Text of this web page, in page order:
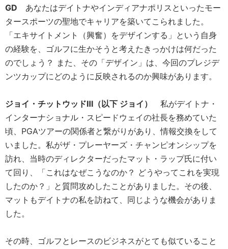
GD あなたはデイトナやインディアナポリスといったモー
タースポーツの聖地でキャリアを築いてこられました。
「エキサイトメント（興奮）をデザインする」という自身
の経験を、ゴルフに生かそうと考えたきっかけは何だった
のでしょう？ また、その「デザイン」は、今回のプレジデ
ンツカップにどのように反映されるのか興味があります。
ジョイ・チットウッドⅢ（以下 ジョイ）
私がデイトナ・
インターナショナル・スピードウェイの社長を務めていた
頃、PGAツアーの関係者と繋がりがあり、情報交換をして
いました。私がザ・プレーヤーズ・チャンピオンシップを
訪れ、当時のディレクターだったマット・ラップ氏に付い
て回り、「これはなぜこうなのか？ どうやってこれを実現
したのか？」と質問攻めしたことがありました。その後、
マットもデイトナの私を訪ねて、同じような機会がありま
した。
その時、ゴルフとレースのビジネスがとても似ていること